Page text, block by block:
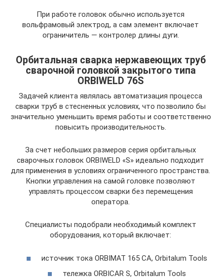
При работе головок обычно используется
вольфрамовый электрод, а сам элемент включает
ограничитель — контролер длины дуги.
Орбитальная сварка нержавеющих труб
сварочной головкой закрытого типа
ORBIWELD 76S
Задачей клиента являлась автоматизация процесса
сварки труб в стесненных условиях, что позволило бы
значительно уменьшить время работы и соответственно
повысить производительность.
За счет небольших размеров серия орбитальных
сварочных головок ORBIWELD «S» идеально подходит
для применения в условиях ограниченного пространства.
Кнопки управления на самой головке позволяют
управлять процессом сварки без перемещения
оператора.
Специалисты подобрали необходимый комплект
оборудования, который включает:
источник тока ORBIMAT 165 CA, Orbitalum Tools
тележка ORBICAR S, Orbitalum Tools